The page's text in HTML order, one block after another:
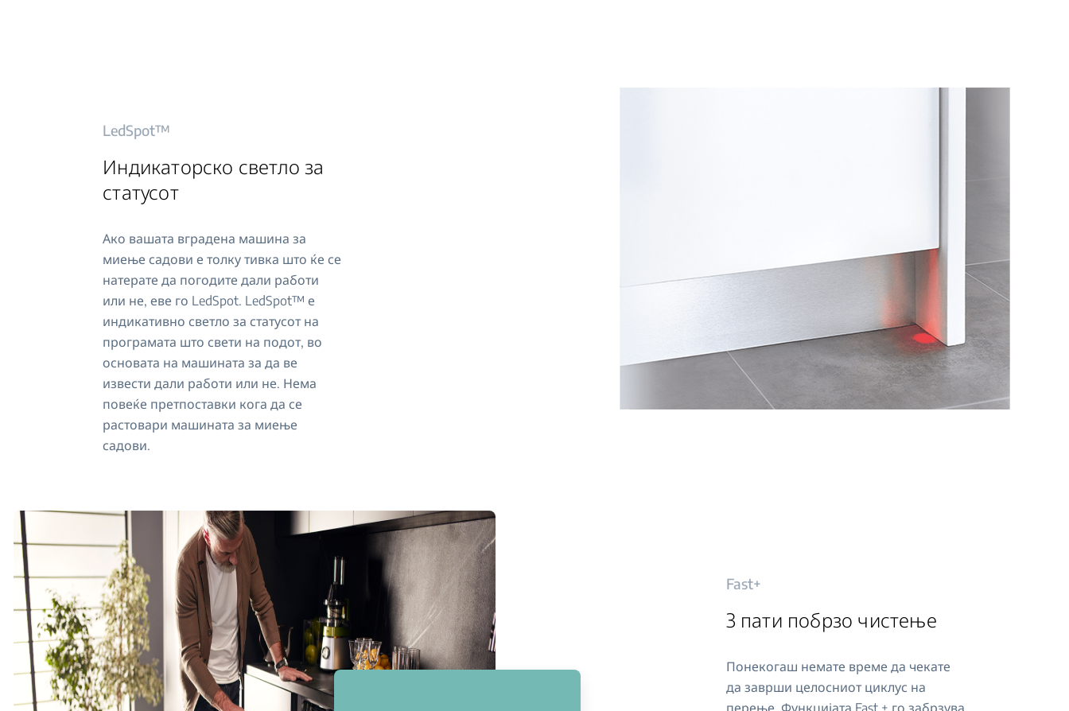
LedSpot™
Индикаторско светло за
статусот
Ако вашата вградена машина за
миење садови е толку тивка што ќе се
натерате да погодите дали работи
или не, еве го LedSpot. LedSpot™ е
индикативно светло за статусот на
програмата што свети на подот, во
основата на машината за да ве
извести дали работи или не. Нема
повеќе претпоставки кога да се
растовари машината за миење
садови.
Fast+
3 пати побрзо чистење
Понекогаш немате време да чекате
да заврши целосниот циклус на
перење. Функцијата Fast + го забрзува